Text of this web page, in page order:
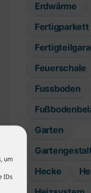
um
IDs
Erdwärme
Fertigparkett
Feuerschale
Fussboden
Garten
Hecke